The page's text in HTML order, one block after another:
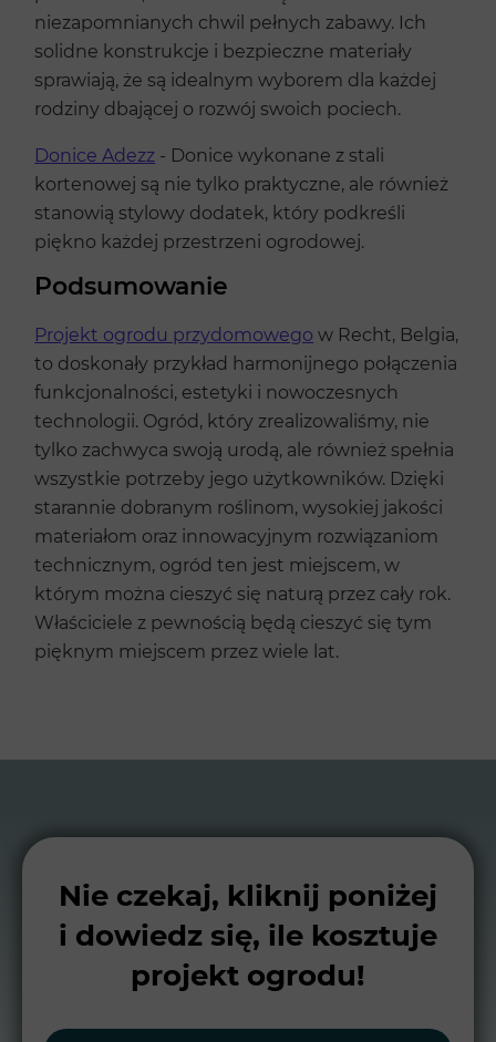
niezapomnianych chwil pełnych zabawy. Ich
solidne konstrukcje i bezpieczne materiały
sprawiają, że są idealnym wyborem dla każdej
rodziny dbającej o rozwój swoich pociech.
Donice Adezz - Donice wykonane z stali
kortenowej są nie tylko praktyczne, ale również
stanowią stylowy dodatek, który podkreśli
piękno każdej przestrzeni ogrodowej.
Podsumowanie
Projekt ogrodu przydomowego w Recht, Belgia,
to doskonały przykład harmonijnego połączenia
funkcjonalności, estetyki i nowoczesnych
technologii. Ogród, który zrealizowaliśmy, nie
tylko zachwyca swoją urodą, ale również spełnia
wszystkie potrzeby jego użytkowników. Dzięki
starannie dobranym roślinom, wysokiej jakości
materiałom oraz innowacyjnym rozwiązaniom
technicznym, ogród ten jest miejscem, w
którym można cieszyć się naturą przez cały rok.
Właściciele z pewnością będą cieszyć się tym
pięknym miejscem przez wiele lat.
Nie czekaj, kliknij poniżej
i dowiedz się, ile kosztuje
projekt ogrodu!